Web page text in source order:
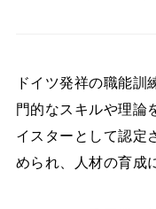
ドイツ発祥の職能訓
門的なスキルや理論
イスターとして認定
められ、人材の育成